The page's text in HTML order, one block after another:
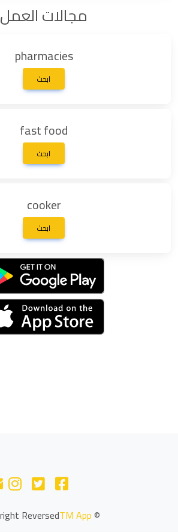
مجالات العمل
pharmacies
ابحث
fast food
ابحث
cooker
ابحث
© All right Reversed
TM App